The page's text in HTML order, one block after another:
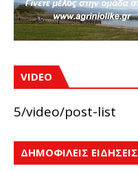
VIDEO
5/video/post-list
ΔΗΜΟΦΙΛΕΙΣ ΕΙΔΗΣΕΙΣ